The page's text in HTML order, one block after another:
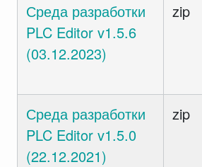
Среда разработки
PLC Editor v1.5.6
(03.12.2023)
zip
Среда разработки
PLC Editor v1.5.0
(22.12.2021)
zip